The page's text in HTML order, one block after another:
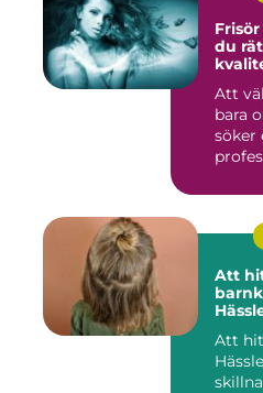
Frisör
du
Att
bara
söker
Att
Att